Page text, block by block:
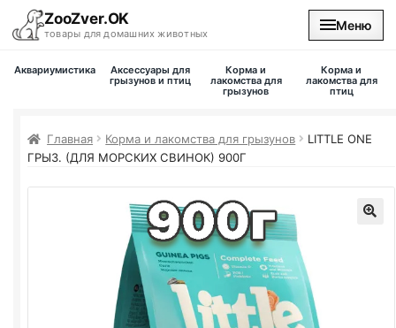
ZooZver.OK
товары для домашних животных
Меню
На главную
Аквариумистика
Аксессуары для
грызунов и птиц
Корма и
лакомства для
грызунов
Корма и
лакомства для
птиц
Главная Корма и лакомства для грызунов
LITTLE ONE
ГРЫЗ. (ДЛЯ МОРСКИХ СВИНОК) 900Г